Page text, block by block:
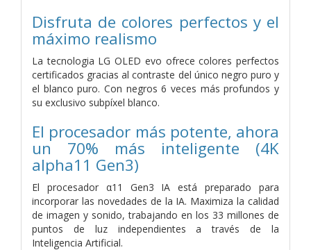
Disfruta de colores perfectos y el
máximo realismo
La tecnologia LG OLED evo ofrece colores perfectos
certificados gracias al contraste del único negro puro y
el blanco puro. Con negros 6 veces más profundos y
su exclusivo subpíxel blanco.
El procesador más potente, ahora
un 70% más inteligente (4K
alpha11 Gen3)
El procesador α11 Gen3 IA está preparado para
incorporar las novedades de la IA. Maximiza la calidad
de imagen y sonido, trabajando en los 33 millones de
puntos de luz independientes a través de la
Inteligencia Artificial.